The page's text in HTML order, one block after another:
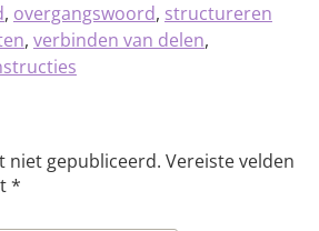
, overgangswoord, structureren
, verbinden van delen,
niet gepubliceerd. Vereiste velden
*